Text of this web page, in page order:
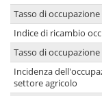
Tasso di occupazione
Indice di ricambio
Tasso di
Incidenza
settore agricolo